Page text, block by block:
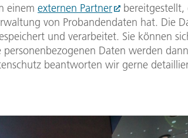
einem externen Partner
bereitgestellt,
von Probandendaten hat. Die
und verarbeitet. Sie können
Daten werden dann
beantworten wir gerne